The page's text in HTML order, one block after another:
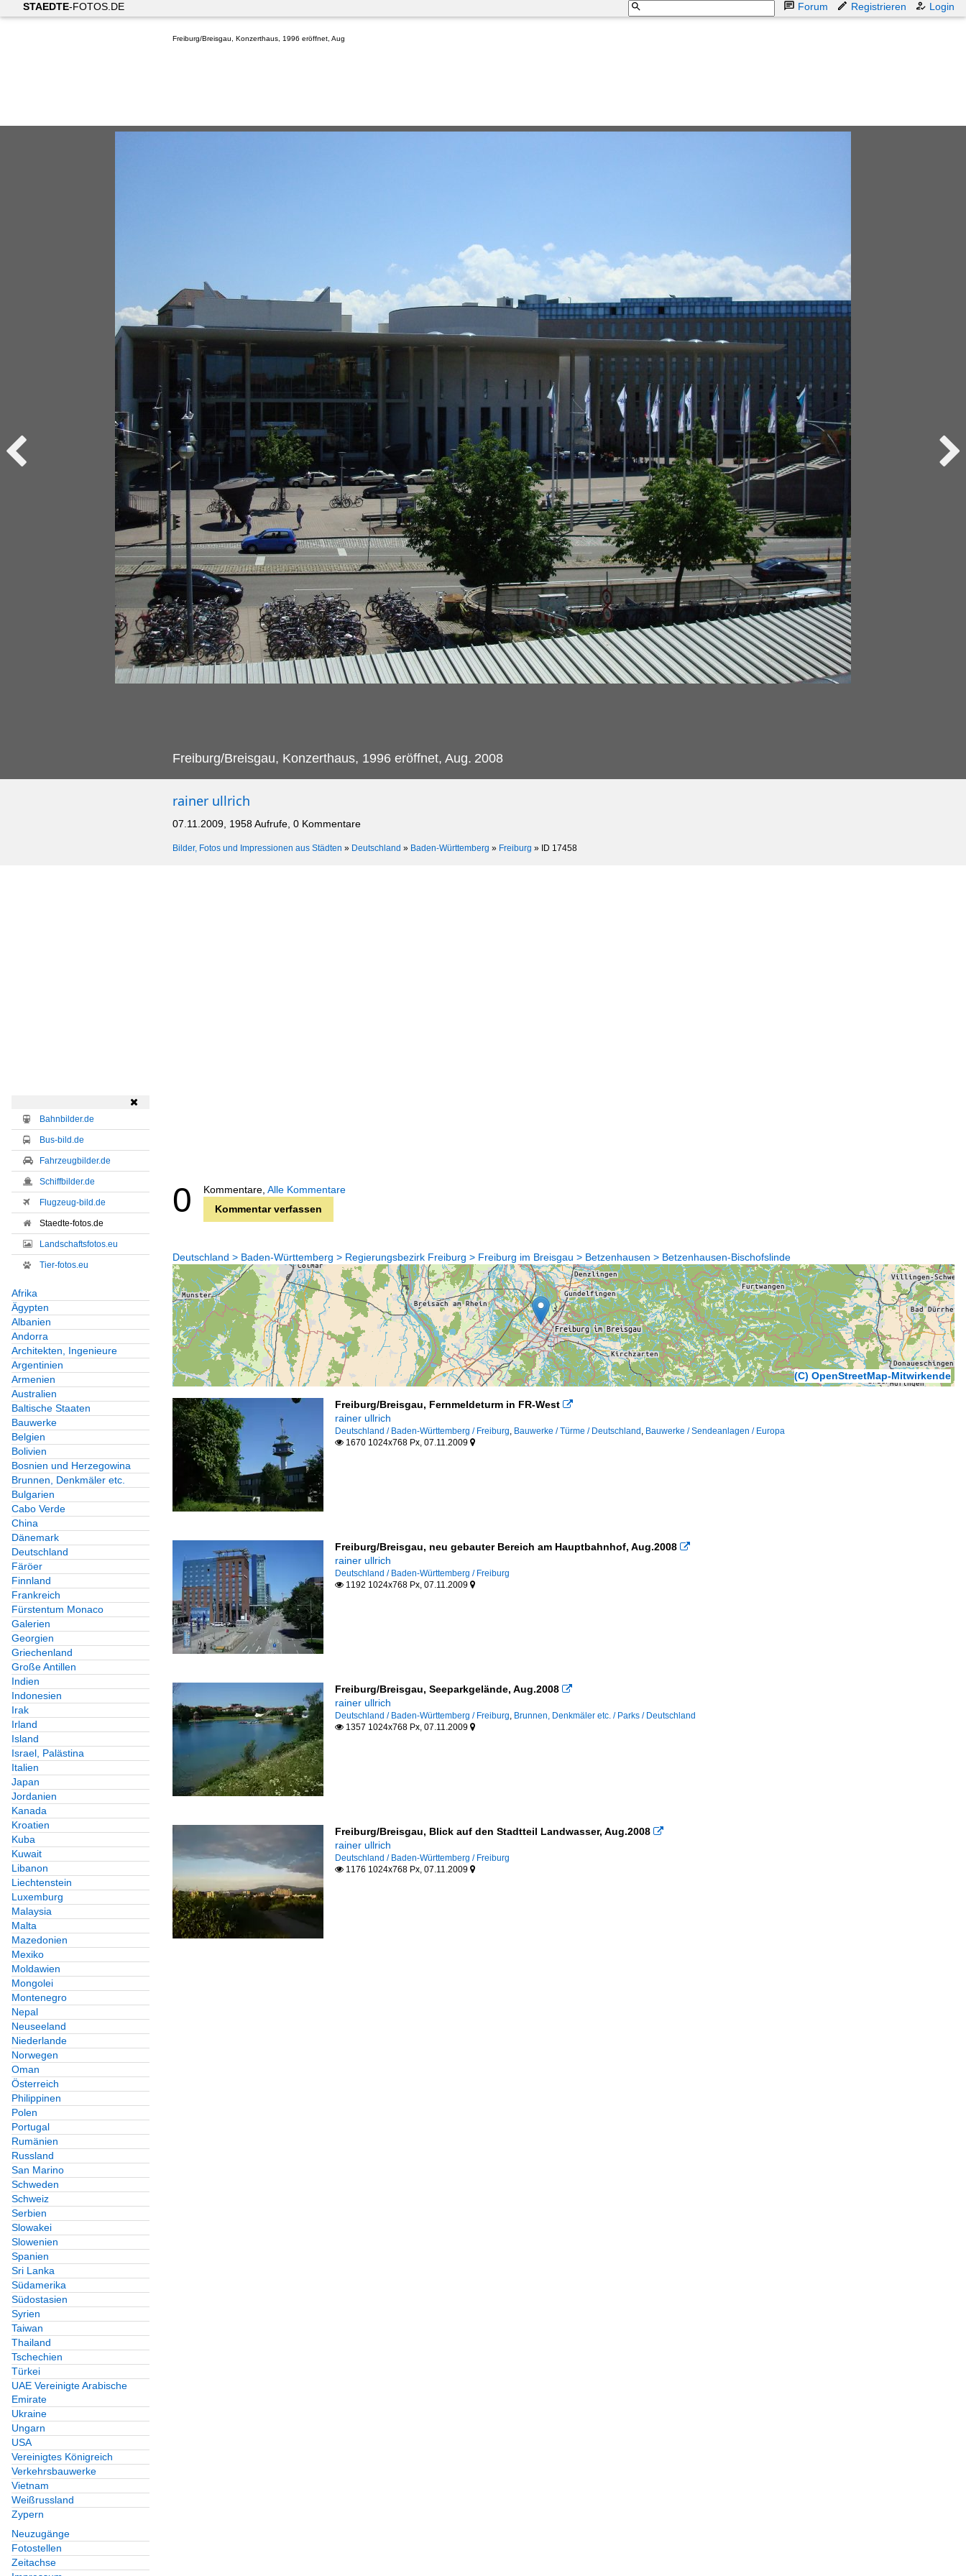
STAEDTE-FOTOS.DE Forum Registrieren Login
Freiburg/Breisgau, Konzerthaus, 1996 eröffnet, Aug
Freiburg/Breisgau, Konzerthaus, 1996 eröffnet, Aug. 2008
rainer ullrich
07.11.2009, 1958 Aufrufe, 0 Kommentare
Bilder, Fotos und Impressionen aus Städten » Deutschland » Baden-Württemberg » Freiburg » ID 17458

Bahnbilder.de
Bus-bild.de
Fahrzeugbilder.de
Schiffbilder.de
Flugzeug-bild.de
Staedte-fotos.de
Landschaftsfotos.eu
Tier-fotos.eu
Afrika
Ägypten
Albanien
Andorra
Architekten, Ingenieure
Argentinien
Armenien
Australien
Baltische Staaten
Bauwerke
Belgien
Bolivien
Bosnien und Herzegowina
Brunnen, Denkmäler etc.
Bulgarien
Cabo Verde
China
Dänemark
Deutschland
Färöer
Finnland
Frankreich
Fürstentum Monaco
Galerien
Georgien
Griechenland
Große Antillen
Indien
Indonesien
Irak
Irland
Island
Israel, Palästina
Italien
Japan
Jordanien
Kanada
Kroatien
Kuba
Kuwait
Libanon
Liechtenstein
Luxemburg
Malaysia
Malta
Mazedonien
Mexiko
Moldawien
Mongolei
Montenegro
Nepal
Neuseeland
Niederlande
Norwegen
Oman
Österreich
Philippinen
Polen
Portugal
Rumänien
Russland
San Marino
Schweden
Schweiz
Serbien
Slowakei
Slowenien
Spanien
Sri Lanka
Südamerika
Südostasien
Syrien
Taiwan
Thailand
Tschechien
Türkei
UAE Vereinigte Arabische
Emirate
Ukraine
Ungarn
USA
Vereinigtes Königreich
Verkehrsbauwerke
Vietnam
Weißrussland
Zypern
Neuzugänge
Fotostellen
Zeitachse
0 Kommentare, Alle Kommentare
Kommentar verfassen
Deutschland > Baden-Württemberg > Regierungsbezirk Freiburg > Freiburg im Breisgau > Betzenhausen > Betzenhausen-Bischofslinde
(C) OpenStreetMap-Mitwirkende
Freiburg/Breisgau, Fernmeldeturm in FR-West 
rainer ullrich
Deutschland / Baden-Württemberg / Freiburg, Bauwerke / Türme / Deutschland , Bauwerke / Sendeanlagen / Europa
1670 1024x768 Px, 07.11.2009 
Freiburg/Breisgau, neu gebauter Bereich am Hauptbahnhof, Aug.2008 
rainer ullrich
Deutschland / Baden-Württemberg / Freiburg
1192 1024x768 Px, 07.11.2009 
Freiburg/Breisgau, Seeparkgelände, Aug.2008 
rainer ullrich
Deutschland / Baden-Württemberg / Freiburg, Brunnen, Denkmäler etc. / Parks / Deutschland
1357 1024x768 Px, 07.11.2009 
Freiburg/Breisgau, Blick auf den Stadtteil Landwasser, Aug.2008 
rainer ullrich
Deutschland / Baden-Württemberg / Freiburg
1176 1024x768 Px, 07.11.2009 